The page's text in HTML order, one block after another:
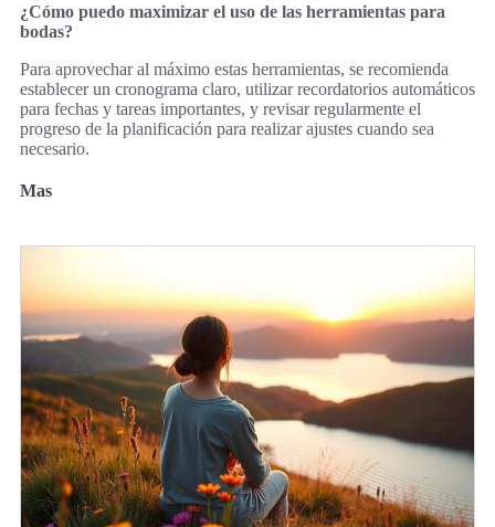
¿Cómo puedo maximizar el uso de las herramientas para
bodas?
Para aprovechar al máximo estas herramientas, se recomienda
establecer un cronograma claro, utilizar recordatorios automáticos
para fechas y tareas importantes, y revisar regularmente el
progreso de la planificación para realizar ajustes cuando sea
necesario.
Mas